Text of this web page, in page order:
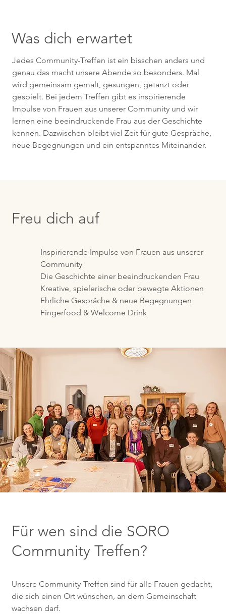
Was dich erwartet
Jedes Community-Treffen ist ein bisschen anders und
genau das macht unsere Abende so besonders. Mal
wird gemeinsam gemalt, gesungen, getanzt oder
gespielt. Bei jedem Treffen gibt es inspirierende
Impulse von Frauen aus unserer Community und wir
lernen eine beeindruckende Frau aus der Geschichte
kennen. Dazwischen bleibt viel Zeit für gute Gespräche,
neue Begegnungen und ein entspanntes Miteinander.
Freu dich auf
Inspirierende Impulse von Frauen aus unserer
Community
Die Geschichte einer beeindruckenden Frau
Kreative, spielerische oder bewegte Aktionen
Ehrliche Gespräche & neue Begegnungen
Fingerfood & Welcome Drink
Für wen sind die SORO
Community Treffen?
Unsere Community-Treffen sind für alle Frauen gedacht,
die sich einen Ort wünschen, an dem Gemeinschaft
wachsen darf.